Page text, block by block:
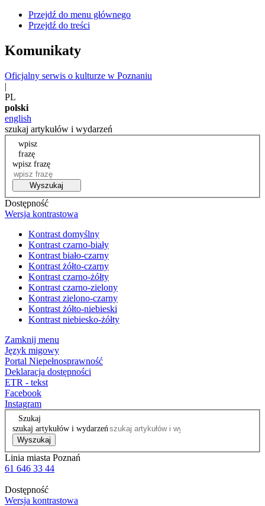
Przejdź do menu głównego
Przejdź do treści
Komunikaty
Oficjalny serwis o kulturze w Poznaniu
|
PL
polski
english
szukaj artykułów i wydarzeń
wpisz
frazę
wpisz frazę
Wyszukaj
Dostępność
Wersja kontrastowa
Kontrast domyślny
Kontrast czarno-biały
Kontrast biało-czarny
Kontrast żółto-czarny
Kontrast czarno-żółty
Kontrast czarno-zielony
Kontrast zielono-czarny
Kontrast żółto-niebieski
Kontrast niebiesko-żółty
Zamknij menu
Język migowy
Portal Niepełnosprawność
Deklaracja dostępności
ETR - tekst
Facebook
Instagram
Szukaj
szukaj artykułów i wydarzeń
Wyszukaj
Linia miasta Poznań
61 646 33 44
Dostępność
Wersja kontrastowa